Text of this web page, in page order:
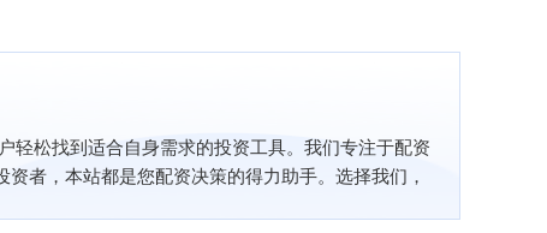
轻松找到适合自身需求的投资工具。我们专注于配资
者，本站都是您配资决策的得力助手。选择我们，